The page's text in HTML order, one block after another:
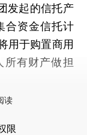
发起的信托产
合资金信托计
用于购置商用
所有财产做担
读
限